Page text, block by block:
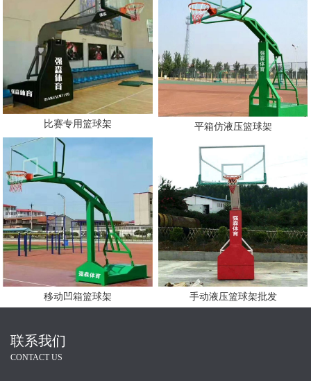
比赛专用篮球架 平箱仿液压篮球架
移动凹箱篮球架 手动液压篮球架批发
联系我们
CONTACT US